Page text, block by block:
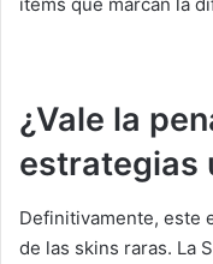
ítems que marcan la
¿Vale la
estrategias
Definitivamente, este
de las skins raras. La